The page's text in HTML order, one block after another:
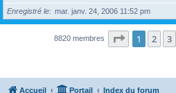
Enregistré le
mar. janv. 24, 2006 11:52 pm
8820 membres Page 1sur
1 2 3
Accueil Portail Index du forum